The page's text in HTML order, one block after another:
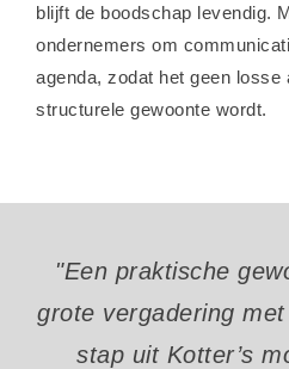
blijft de boodschap levendig.
ondernemers om
agenda, zodat het geen losse
structurele gewoonte wordt.
"Een praktische
grote vergadering
stap uit Kotter’s